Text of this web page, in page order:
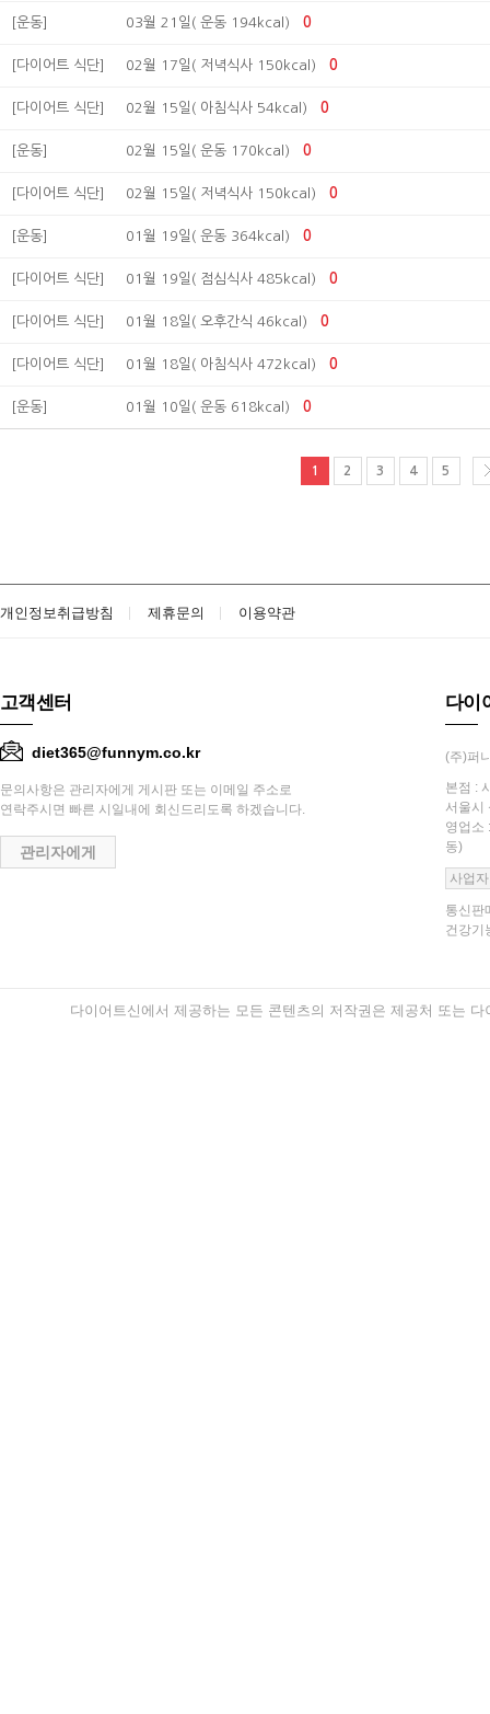
[운동] 03월 21일( 운동 194kcal) 0
[다이어트 식단] 02월 17일( 저녁식사 150kcal) 0
[다이어트 식단] 02월 15일( 아침식사 54kcal) 0
[운동] 02월 15일( 운동 170kcal) 0
[다이어트 식단] 02월 15일( 저녁식사 150kcal) 0
[운동] 01월 19일( 운동 364kcal) 0
[다이어트 식단] 01월 19일( 점심식사 485kcal) 0
[다이어트 식단] 01월 18일( 오후간식 46kcal) 0
[다이어트 식단] 01월 18일( 아침식사 472kcal) 0
[운동] 01월 10일( 운동 618kcal) 0
1 2 3 4 5
개인정보취급방침 제휴문의 이용약관
고객센터
diet365@funnym.co.kr
문의사항은 관리자에게 게시판 또는 이메일 주소로
연락주시면 빠른 시일내에 회신드리도록 하겠습니다.
관리자에게
다이
(주)퍼
본점 :
서울시
영업소
동)
사업
통신판
건강기
다이어트신에서 제공하는 모든 콘텐츠의 저작권은 제공처 또는